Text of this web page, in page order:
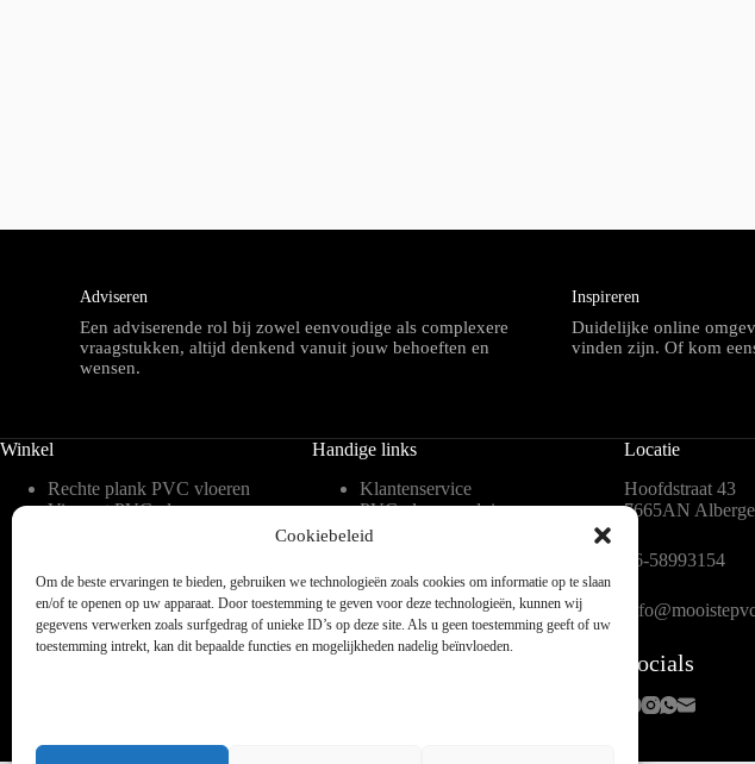
Cookiebeleid
Om de beste ervaringen te bieden, gebruiken we technologieën zoals cookies om informatie op te slaan
en/of te openen op uw apparaat. Door toestemming te geven voor deze technologieën, kunnen wij
gegevens verwerken zoals surfgedrag of unieke ID’s op deze site. Als u geen toestemming geeft of uw
toestemming intrekt, kan dit bepaalde functies en mogelijkheden nadelig beïnvloeden.
Adviseren
Een adviserende rol bij zowel eenvoudige als complexere
vraagstukken, altijd denkend vanuit jouw behoeften en
wensen.
Inspireren
Duidelijke online
vinden zijn. Of kom
Winkel
Rechte plank PVC vloeren
Visgraat PVC vloeren
vloeren
Weense punt PVC vloeren
Verlijmbare PVC vloeren
Klik PVC vloeren
Handige links
Klantenservice
PVC vloeren advies
Inspiratie
blog
Over ons
Contact
Legservice
Locatie
Hoofdstraat 43
7665AN
06-58993154
Socials